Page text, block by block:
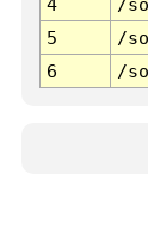
4
/
5
/
6
/